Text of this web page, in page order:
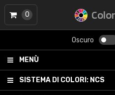
Oscuro
MENÙ
SISTEMA DI COLORI: NCS
0